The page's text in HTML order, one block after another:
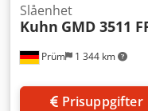
Prüm 1 344 km
Slåenhet
Kuhn GMD 3511
Prisuppgifter